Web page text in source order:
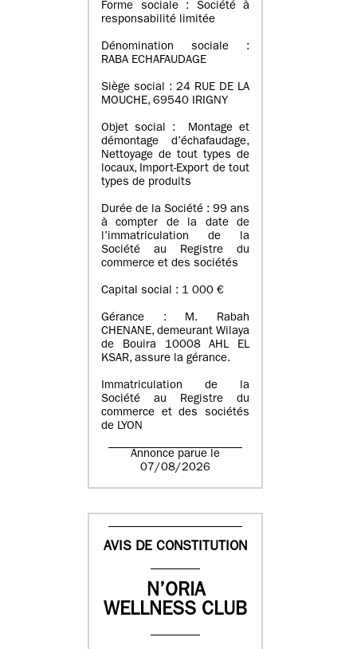
Forme sociale : Société à
responsabilité limitée
Dénomination sociale :
RABA ECHAFAUDAGE
Siège social : 24 RUE DE LA
MOUCHE, 69540 IRIGNY
Objet social : Montage et
démontage d’échafaudage,
Nettoyage de tout types de
locaux, Import-Export de tout
types de produits
Durée de la Société : 99 ans
à compter de la date de
l’immatriculation de la
Société au Registre du
commerce et des sociétés
Capital social : 1 000 €
Gérance : M. Rabah
CHENANE, demeurant Wilaya
de Bouira 10008 AHL EL
KSAR, assure la gérance.
Immatriculation de la
Société au Registre du
commerce et des sociétés
de LYON
Annonce parue le
07/08/2026
AVIS DE CONSTITUTION
N’ORIA
WELLNESS CLUB